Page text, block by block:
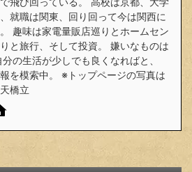
就職は関東、回り回って今は関西に
趣味は家電量販店巡りとホームセン
と旅行、そして投資。 嫌いなものは
の生活が少しでも良くなればと、
を模索中。 ※トップページの写真は
橋立